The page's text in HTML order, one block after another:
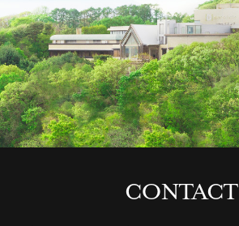
CONTACT